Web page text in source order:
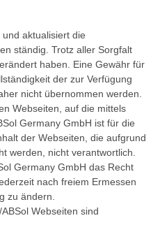
aktualisiert die
ständig. Trotz aller Sorgfalt
haben. Eine Gewähr für
der zur Verfügung
nicht übernommen werden.
Webseiten, auf die mittels
Germany GmbH ist für die
der Webseiten, die aufgrund
werden, nicht verantwortlich.
Germany GmbH das Recht
nach freiem Ermessen
zu ändern.
Webseiten sind